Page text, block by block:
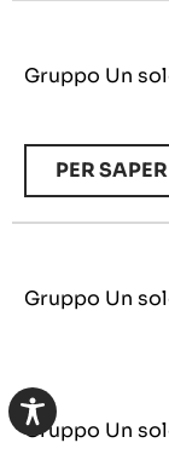
Gruppo Un
PER
Gruppo Un
Gruppo Un